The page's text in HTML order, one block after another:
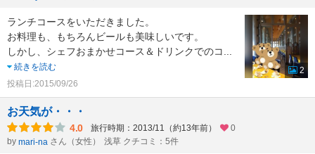
ランチコースをいただきました。
お料理も、もちろんビールも美味しいです。
しかし、シェフおまかせコース＆ドリンクでのコ
続きを読む
投稿日:2015/09/26
2
お天気が・・・
4.0 旅行時期：2013/11（約13年前）
0
by mari-na さん（女性） 浅草 クチコミ：5件